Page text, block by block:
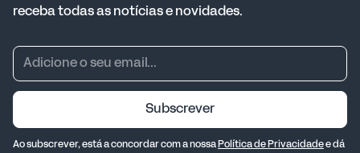
receba todas as notícias e novidades.
Subscrever
Ao subscrever, está a concordar com a nossa Política de Privacidadee dá